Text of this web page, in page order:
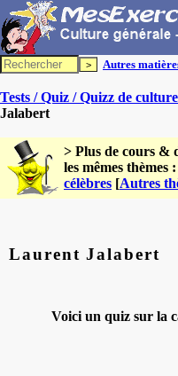
Autres
Tests / Quiz / Quizz de
Jalabert
> Plus de cours &
les mêmes thèmes :
célèbres [Autres
Laurent Jalabert
Voici un quiz sur la